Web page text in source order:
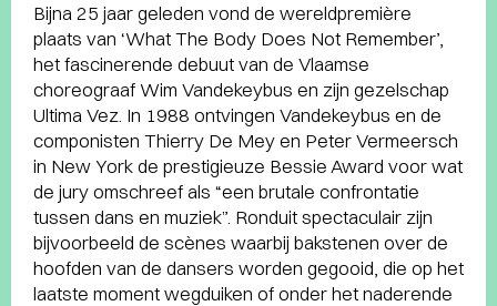
Bijna 25 jaar geleden vond de wereldpremière
plaats van ‘What The Body Does Not Remember’,
het fascinerende debuut van de Vlaamse
choreograaf Wim Vandekeybus en zijn gezelschap
Ultima Vez. In 1988 ontvingen Vandekeybus en de
componisten Thierry De Mey en Peter Vermeersch
in New York de prestigieuze Bessie Award voor wat
de jury omschreef als “een brutale confrontatie
tussen dans en muziek”. Ronduit spectaculair zijn
bijvoorbeeld de scènes waarbij bakstenen over de
hoofden van de dansers worden gegooid, die op het
laatste moment wegduiken of onder het naderende